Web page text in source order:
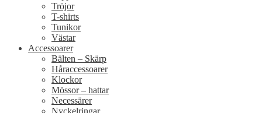
Tröjor
T-shirts
Tunikor
Västar
Accessoarer
Bälten – Skärp
Håraccessoarer
Klockor
Mössor – hattar
Necessärer
Nyckelringar